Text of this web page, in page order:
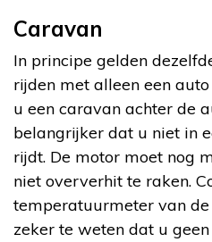
Caravan
In principe gelden
rijden met alleen een
u een caravan achter de
belangrijker dat u niet in
rijdt. De motor moet nog
niet oververhit te raken.
temperatuurmeter van
zeker te weten dat u